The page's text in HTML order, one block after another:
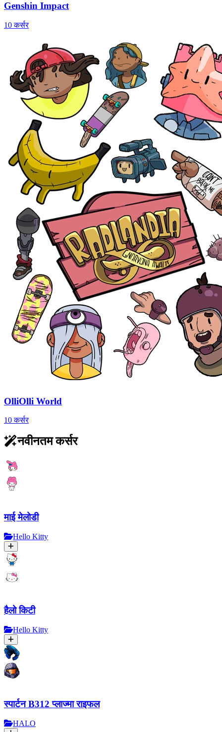
Genshin Impact
10 कर्सर
OlliOlli World
10 कर्सर
नवीनतम कर्सर
माई मेलोडी
Hello Kitty
हैलो किटी
Hello Kitty
स्पार्टन B312 प्लाज्मा राइफल
HALO